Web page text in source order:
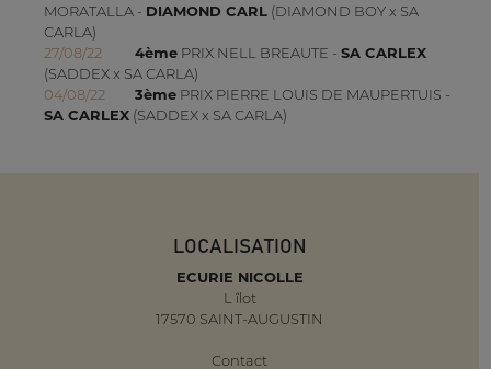
MORATALLA - DIAMOND CARL(DIAMOND BOY x SA
CARLA)
27/08/22
4èmePRIX NELL BREAUTE - SA CARLEX
(SADDEX x SA CARLA)
04/08/22
3èmePRIX PIERRE LOUIS DE MAUPERTUIS -
SA CARLEX(SADDEX x SA CARLA)
LOCALISATION
ECURIE NICOLLE
L îlot
17570 SAINT-AUGUSTIN
Contact